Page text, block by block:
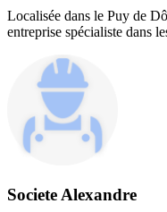
Localisée dans le Puy de
entreprise spécialiste dans
Societe Alexandre